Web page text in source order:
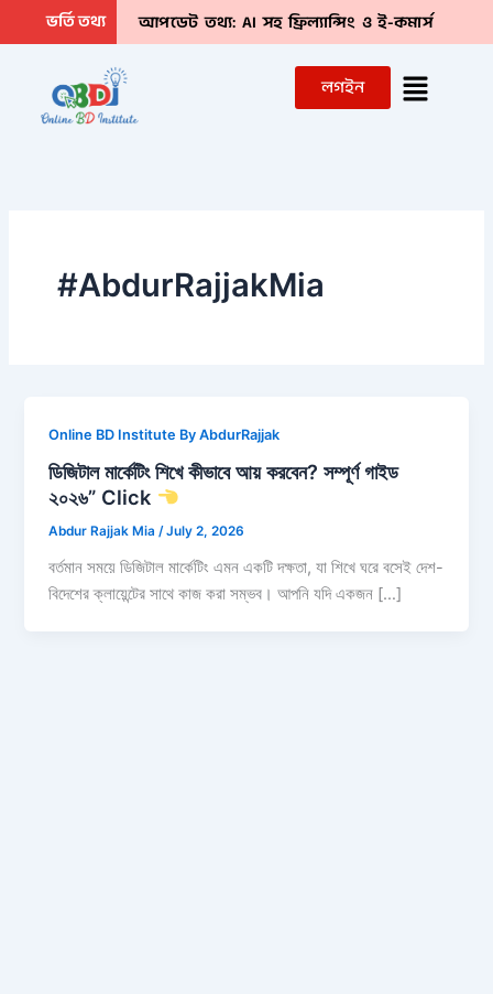
ভর্তি তথ্য
আপডেট তথ্য: AI সহ ফ্রিল্যান্সিং ও ই-কমার্স
বিজনেস গ্রোথ (লাইভ কমপ্লিট কোর্স) ”
ভর্তি চলছে। সিট শেষের দিক ‘দ্রুত Inbox”
লগইন Menu
#AbdurRajjakMia
Online BD Institute By AbdurRajjak
ডিজিটাল মার্কেটিং শিখে কীভাবে আয় করবেন? সম্পূর্ণ গাইড
২০২৬” Click
Abdur Rajjak Mia/July 2, 2026
বর্তমান সময়ে ডিজিটাল মার্কেটিং এমন একটি দক্ষতা, যা শিখে ঘরে বসেই দেশ-
বিদেশের ক্লায়েন্টের সাথে কাজ করা সম্ভব। আপনি যদি একজন […]